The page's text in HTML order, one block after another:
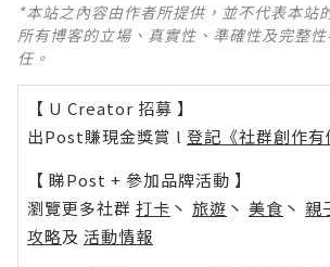
*本站之內容由作者所提供，並不代表本站
所有博客的立場、真實性、準確性及完整
任。
【 U Creator 招募 】
出Post賺現金獎賞 l 登記《社群創作有
【 睇Post + 參加品牌活動 】
瀏覽更多社群 打卡 丶 旅遊 丶 美食 丶 親
攻略及 活動情報